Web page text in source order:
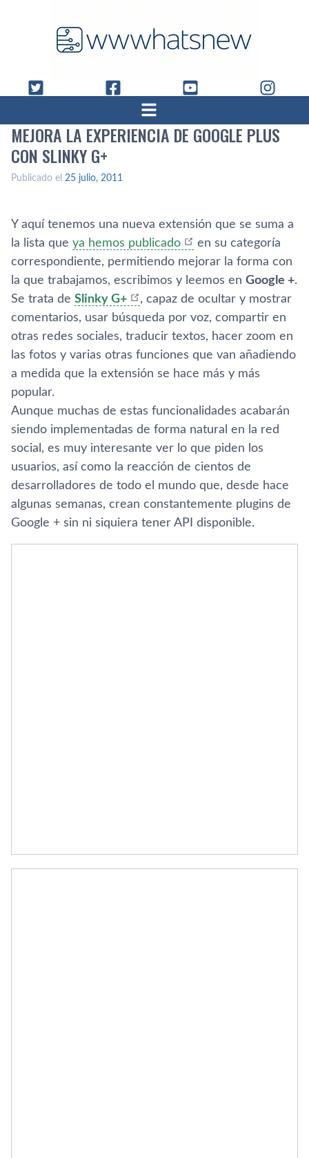
MEJORA LA EXPERIENCIA DE GOOGLE PLUS
CON SLINKY G+
Publicado el 25 julio, 2011
Y aquí­ tenemos una nueva extensión que se suma a
la lista que ya hemos publicado
en su categorí­a
correspondiente, permitiendo mejorar la forma con
la que trabajamos, escribimos y leemos en Google +.
Se trata de Slinky G+
, capaz de ocultar y mostrar
comentarios, usar búsqueda por voz, compartir en
otras redes sociales, traducir textos, hacer zoom en
las fotos y varias otras funciones que van añadiendo
a medida que la extensión se hace más y más
popular.
Aunque muchas de estas funcionalidades acabarán
siendo implementadas de forma natural en la red
social, es muy interesante ver lo que piden los
usuarios, así­ como la reacción de cientos de
desarrolladores de todo el mundo que, desde hace
algunas semanas, crean constantemente plugins de
Google + sin ni siquiera tener API disponible.